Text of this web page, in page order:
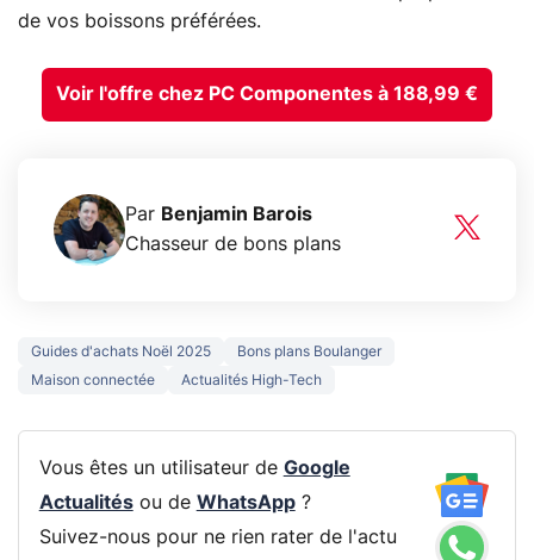
de vos boissons préférées.
Voir l'offre chez PC Componentes à 188,99 €
Par Benjamin Barois
Chasseur de bons plans
Guides d'achats Noël 2025
Bons plans Boulanger
Maison connectée
Actualités High-Tech
Vous êtes un utilisateur de Google
Actualitésou de WhatsApp?
Suivez-nous pour ne rien rater de l'actu